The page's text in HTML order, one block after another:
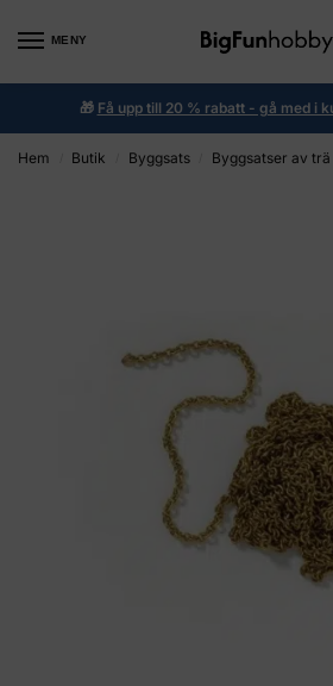
MENY
🎁 Få upp till 20 % rabatt - gå med i
Hem Butik Byggsats Byggsatser av trä